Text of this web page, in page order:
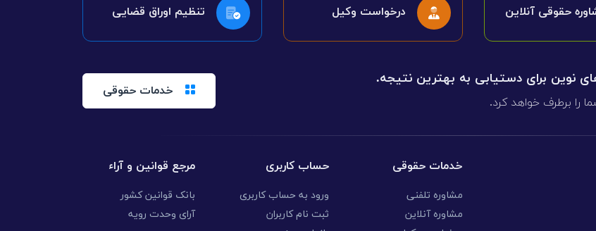
حقوقی آنلاین درخواست وکیل تنظیم اوراق قضایی
نوین برای دستیابی به بهترین نتیجه.
را برطرف خواهد کرد.
خدمات حقوقی
خدمات حقوقی
مشاوره تلفنی
مشاوره آنلاین
حساب کاربری
ورود به حساب کاربری
ثبت نام کاربران
مرجع قوانین و آراء
بانک قوانین کشور
آرای وحدت رویه